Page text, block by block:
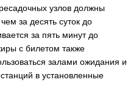
узлов должны
за десять суток до
за пять минут до
с билетом также
залами ожидания и
в установленные